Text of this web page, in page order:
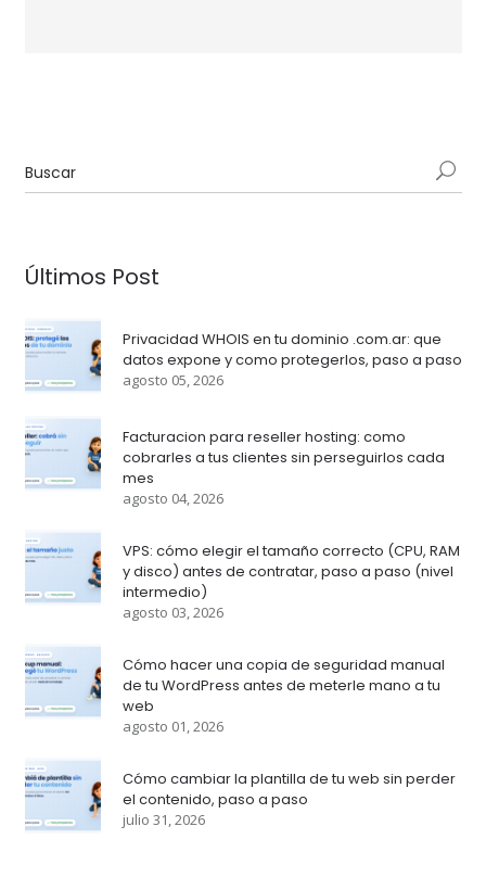
Últimos Post
Privacidad WHOIS en tu dominio .com.ar: que
datos expone y como protegerlos, paso a paso
agosto 05, 2026
Facturacion para reseller hosting: como
cobrarles a tus clientes sin perseguirlos cada
mes
agosto 04, 2026
VPS: cómo elegir el tamaño correcto (CPU, RAM
y disco) antes de contratar, paso a paso (nivel
intermedio)
agosto 03, 2026
Cómo hacer una copia de seguridad manual
de tu WordPress antes de meterle mano a tu
web
agosto 01, 2026
Cómo cambiar la plantilla de tu web sin perder
el contenido, paso a paso
julio 31, 2026